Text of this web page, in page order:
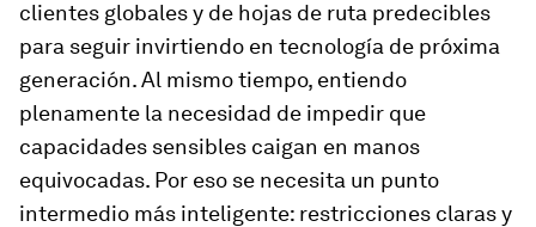
clientes globales y de hojas de ruta predecibles
para seguir invirtiendo en tecnología de próxima
generación. Al mismo tiempo, entiendo
plenamente la necesidad de impedir que
capacidades sensibles caigan en manos
equivocadas. Por eso se necesita un punto
intermedio más inteligente: restricciones claras y